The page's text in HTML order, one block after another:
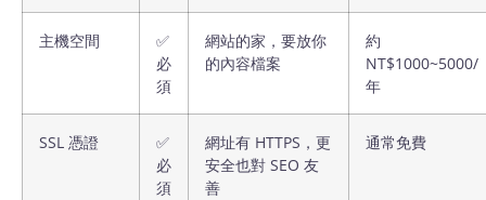
主機空間
✅
必
須
網站的家，要放你
的內容檔案
約
NT$1000~5000/
年
SSL 憑證
✅
必
須
網址有 HTTPS，更
安全也對 SEO 友
善
通常免費